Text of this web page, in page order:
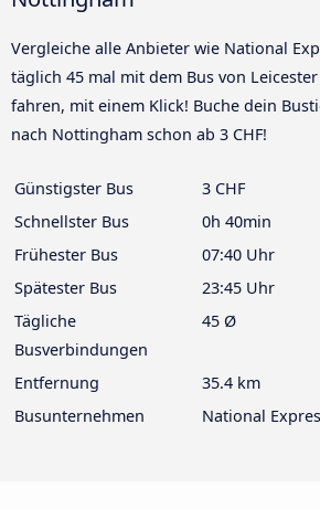
Vergleiche alle Anbieter wie National
täglich 45 mal mit dem Bus von
fahren, mit einem Klick! Buche dein
nach Nottingham schon ab 3 CHF!
Günstigster Bus
3 CHF
Schnellster Bus
0h 40min
Frühester Bus
07:40 Uhr
Spätester Bus
23:45 Uhr
Tägliche
Busverbindungen
45 Ø
Entfernung
35.4 km
Busunternehmen
National